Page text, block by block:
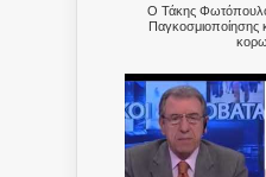
Ο Τάκης
Παγκοσμιοποίησης